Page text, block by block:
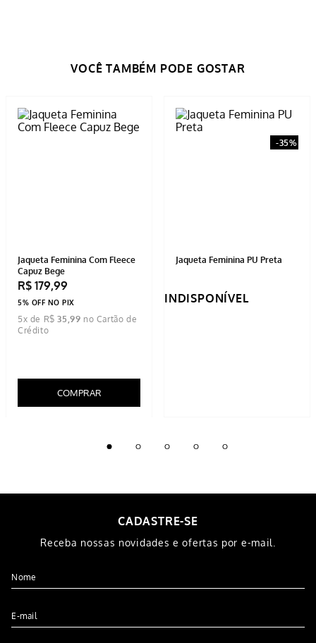
Jaqueta Feminina Com Fleece
Capuz Bege
R$ 179,99
5% OFF NO PIX
5x de R$ 35 ,99
COMPRAR
-35%
Jaqueta Feminina PU Preta
INDISPONÍVEL
CADASTRE-SE
Receba nossas novidades e ofertas por e-mail.